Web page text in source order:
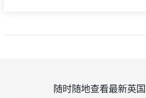
随时随地查看最新英